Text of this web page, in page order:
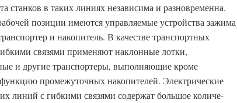
станков в таких линиях независима и разновременна.
позиции имеются управляемые устройства зажима
и накопитель. В качестве транспортных
связями применяют наклонные лотки,
и другие транспортеры, выполняющие кроме
промежуточных накопителей. Электрические
линий с гибкими связями содержат большое количе­